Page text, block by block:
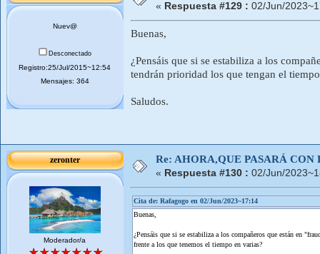
Nuev@
Desconectado
Registro:25/Jul/2015~12:54
Mensajes: 364
« Respuesta #129 : 02/Jun/
Buenas,
¿Pensáis que si se estabiliza a los
tendrán prioridad los que tengan el
Saludos.
zeronter
Moderador/a
Re: AHORA,QUE PASARÁ
« Respuesta #130 : 02/Jun/
Cita de: Rafagogo en 02/Jun/2023~17:14
Buenas,
¿Pensáis que si se estabiliza a los compañeros que están en
frente a los que tenemos el tiempo en varias?